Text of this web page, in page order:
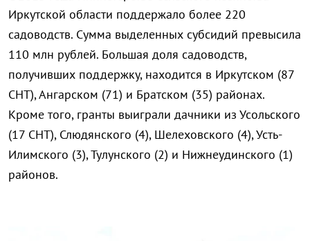
Иркутской области поддержало более 220
садоводств. Сумма выделенных субсидий превысила
110 млн рублей. Большая доля садоводств,
получивших поддержку, находится в Иркутском (87
СНТ), Ангарском (71) и Братском (35) районах.
Кроме того, гранты выиграли дачники из Усольского
(17 СНТ), Слюдянского (4), Шелеховского (4), Усть-
Илимского (3), Тулунского (2) и Нижнеудинского (1)
районов.